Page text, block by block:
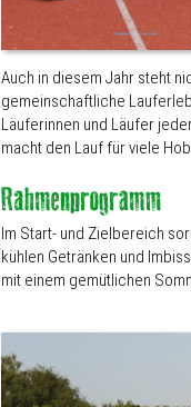
Auch in diesem Jahr steht
gemeinschaftliche
Läuferinnen und Läufer
macht den Lauf für viele
Im Start- und Zielbereich
kühlen Getränken und
mit einem gemütlichen